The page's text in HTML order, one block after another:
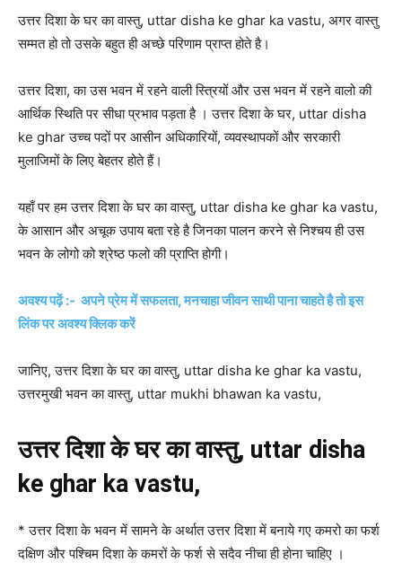
उत्तर दिशा के घर का वास्तु, uttar disha ke ghar ka vastu, अगर वास्तु
सम्मत हो तो उसके बहुत ही अच्छे परिणाम प्राप्त होते है।
उत्तर दिशा, का उस भवन में रहने वाली स्त्रियों और उस भवन में रहने वालो की
आर्थिक स्थिति पर सीधा प्रभाव पड़ता है । उत्तर दिशा के घर, uttar disha
ke ghar उच्च पदों पर आसीन अधिकारियों, व्यवस्थापकों और सरकारी
मुलाजिमों के लिए बेहतर होते हैं।
यहाँ पर हम उत्तर दिशा के घर का वास्तु, uttar disha ke ghar ka vastu,
के आसान और अचूक उपाय बता रहे है जिनका पालन करने से निश्चय ही उस
भवन के लोगो को श्रेष्ठ फलो की प्राप्ति होगी।
अवश्य पढ़ें :- अपने प्रेम में सफलता, मनचाहा जीवन साथी पाना चाहते है तो इस
लिंक पर अवश्य क्लिक करें
जानिए, उत्तर दिशा के घर का वास्तु, uttar disha ke ghar ka vastu,
उत्तरमुखी भवन का वास्तु, uttar mukhi bhawan ka vastu,
उत्तर दिशा के घर का वास्तु, uttar disha
ke ghar ka vastu,
* उत्तर दिशा के भवन में सामने के अर्थात उत्तर दिशा में बनाये गए कमरो का फर्श
दक्षिण और पश्चिम दिशा के कमरों के फर्श से सदैव नीचा ही होना चाहिए ।